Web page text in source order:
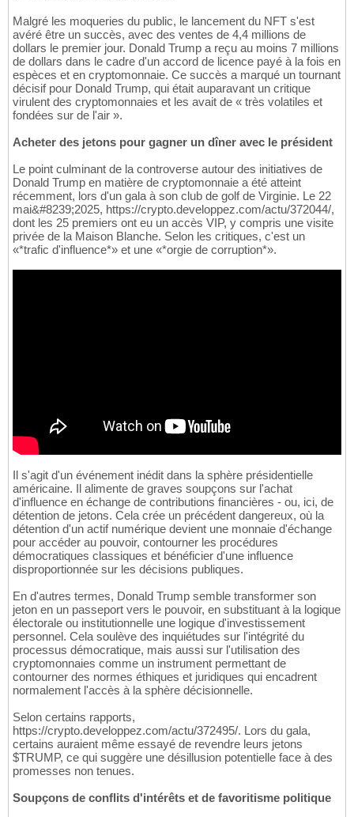
Malgré les moqueries du public, le lancement du NFT s'est
avéré être un succès, avec des ventes de 4,4 millions de
dollars le premier jour. Donald Trump a reçu au moins 7 millions
de dollars dans le cadre d'un accord de licence payé à la fois en
espèces et en cryptomonnaie. Ce succès a marqué un tournant
décisif pour Donald Trump, qui était auparavant un critique
virulent des cryptomonnaies et les avait de « très volatiles et
fondées sur de l'air ».
Acheter des jetons pour gagner un dîner avec le président
Le point culminant de la controverse autour des initiatives de
Donald Trump en matière de cryptomonnaie a été atteint
récemment, lors d'un gala à son club de golf de Virginie. Le 22
mai&#8239;2025, https://crypto.developpez.com/actu/372044/,
dont les 25 premiers ont eu un accès VIP, y compris une visite
privée de la Maison Blanche. Selon les critiques, c'est un
«*trafic d'influence*» et une «*orgie de corruption*».
Il s'agit d'un événement inédit dans la sphère présidentielle
américaine. Il alimente de graves soupçons sur l'achat
d'influence en échange de contributions financières - ou, ici, de
détention de jetons. Cela crée un précédent dangereux, où la
détention d'un actif numérique devient une monnaie d'échange
pour accéder au pouvoir, contourner les procédures
démocratiques classiques et bénéficier d'une influence
disproportionnée sur les décisions publiques.
En d'autres termes, Donald Trump semble transformer son
jeton en un passeport vers le pouvoir, en substituant à la logique
électorale ou institutionnelle une logique d'investissement
personnel. Cela soulève des inquiétudes sur l'intégrité du
processus démocratique, mais aussi sur l'utilisation des
cryptomonnaies comme un instrument permettant de
contourner des normes éthiques et juridiques qui encadrent
normalement l'accès à la sphère décisionnelle.
Selon certains rapports,
https://crypto.developpez.com/actu/372495/. Lors du gala,
certains auraient même essayé de revendre leurs jetons
$TRUMP, ce qui suggère une désillusion potentielle face à des
promesses non tenues.
Soupçons de conflits d'intérêts et de favoritisme politique